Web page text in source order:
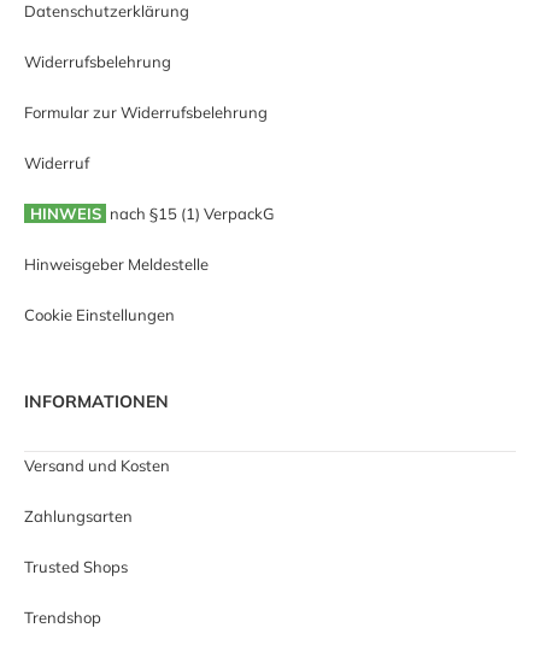
Datenschutzerklärung
Widerrufsbelehrung
Formular zur Widerrufsbelehrung
Widerruf
HINWEIS nach §15 (1) VerpackG
Hinweisgeber Meldestelle
Cookie Einstellungen
INFORMATIONEN
Versand und Kosten
Zahlungsarten
Trusted Shops
Trendshop